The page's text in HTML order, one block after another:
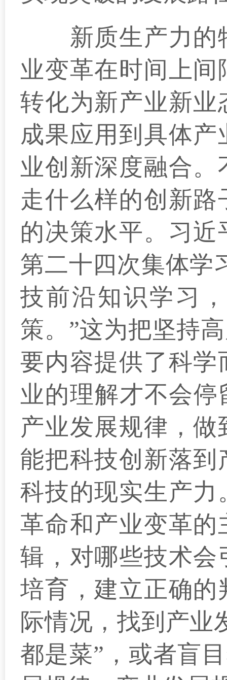
新质生产力的
业变革在时间上
转化为新产业新
成果应用到具体
业创新深度融合
走什么样的创新
的决策水平。习
第二十四次集体学
技前沿知识学习
策。”这为把坚持
要内容提供了科
业的理解才不会
产业发展规律，
能把科技创新落
科技的现实生产
革命和产业变革
辑，对哪些技术
培育，建立正确
际情况，找到产业
都是菜”，或者盲